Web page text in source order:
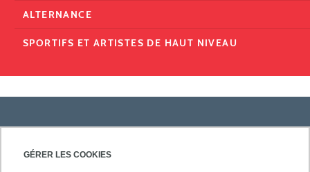
GÉRER LES COOKIES
ALTERNANCE
SPORTIFS ET ARTISTES DE HAUT NIVEAU
PRATIQUE